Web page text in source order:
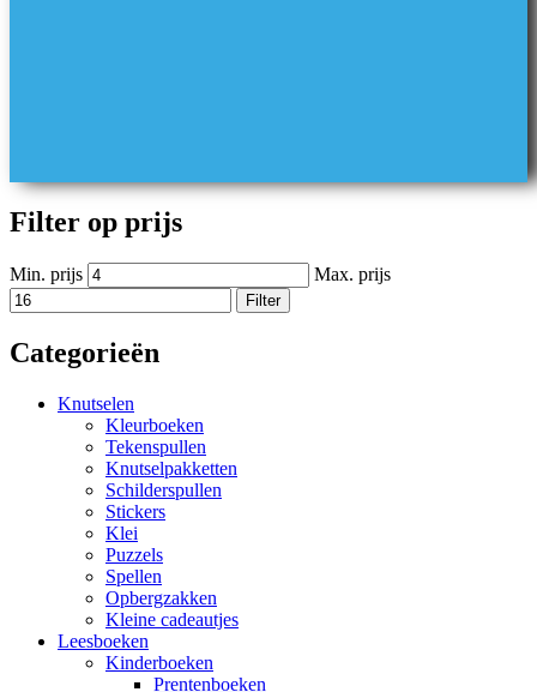
Filter op prijs
Min. prijs Max. prijs
Filter
Categorieën
Knutselen
Kleurboeken
Tekenspullen
Knutselpakketten
Schilderspullen
Stickers
Klei
Puzzels
Spellen
Opbergzakken
Kleine cadeautjes
Leesboeken
Kinderboeken
Prentenboeken